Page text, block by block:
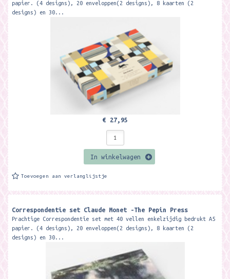
papier. (4 designs), 20 enveloppen(2 designs), 8 kaarten (2
designs) en 30...
€ 27,95
In winkelwagen
Toevoegen aan verlanglijstje
Correspondentie set Claude Monet -The Pepin Press
Prachtige Correspondentie set met 40 vellen enkelzijdig bedrukt A5
papier. (4 designs), 20 enveloppen(2 designs), 8 kaarten (2
designs) en 30...